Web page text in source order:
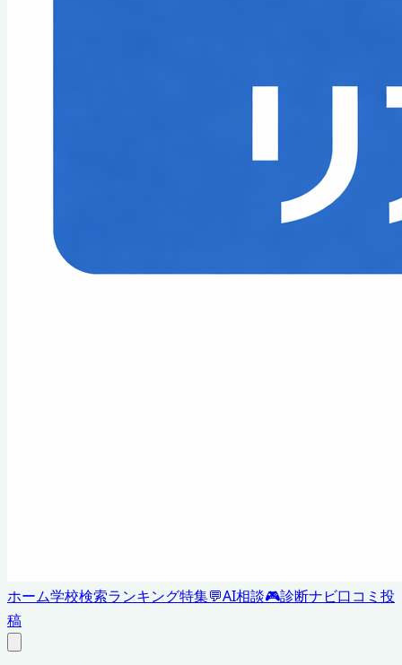
ホーム学校検索ランキング特集💬AI相談🎮診断ナビ口コミ投
稿